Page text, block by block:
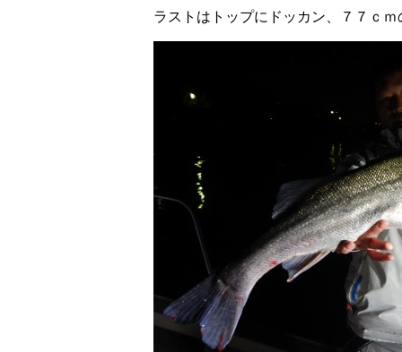
ラストはトップにドッカン、７７ｃ